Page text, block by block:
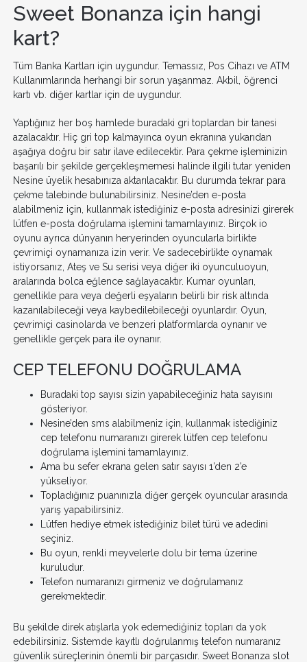
Sweet Bonanza için hangi
kart?
Tüm Banka Kartları için uygundur. Temassız, Pos Cihazı ve ATM
Kullanımlarında herhangi bir sorun yaşanmaz. Akbil, öğrenci
kartı vb. diğer kartlar için de uygundur.
Yaptığınız her boş hamlede buradaki gri toplardan bir tanesi
azalacaktır. Hiç gri top kalmayınca oyun ekranına yukarıdan
aşağıya doğru bir satır ilave edilecektir. Para çekme işleminizin
başarılı bir şekilde gerçekleşmemesi halinde ilgili tutar yeniden
Nesine üyelik hesabınıza aktarılacaktır. Bu durumda tekrar para
çekme talebinde bulunabilirsiniz. Nesine’den e-posta
alabilmeniz için, kullanmak istediğiniz e-posta adresinizi girerek
lütfen e-posta doğrulama işlemini tamamlayınız. Birçok io
oyunu ayrıca dünyanın heryerinden oyuncularla birlikte
çevrimiçi oynamanıza izin verir. Ve sadecebirlikte oynamak
istiyorsanız, Ateş ve Su serisi veya diğer iki oyunculuoyun,
aralarında bolca eğlence sağlayacaktır. Kumar oyunları,
genellikle para veya değerli eşyaların belirli bir risk altında
kazanılabileceği veya kaybedilebileceği oyunlardır. Oyun,
çevrimiçi casinolarda ve benzeri platformlarda oynanır ve
genellikle gerçek para ile oynanır.
CEP TELEFONU DOĞRULAMA
Buradaki top sayısı sizin yapabileceğiniz hata sayısını
gösteriyor.
Nesine’den sms alabilmeniz için, kullanmak istediğiniz
cep telefonu numaranızı girerek lütfen cep telefonu
doğrulama işlemini tamamlayınız.
Ama bu sefer ekrana gelen satır sayısı 1’den 2’e
yükseliyor.
Topladığınız puanınızla diğer gerçek oyuncular arasında
yarış yapabilirsiniz.
Lütfen hediye etmek istediğiniz bilet türü ve adedini
seçiniz.
Bu oyun, renkli meyvelerle dolu bir tema üzerine
kuruludur.
Telefon numaranızı girmeniz ve doğrulamanız
gerekmektedir.
Bu şekilde direk atışlarla yok edemediğiniz topları da yok
edebilirsiniz. Sistemde kayıtlı doğrulanmış telefon numaranız
güvenlik süreçlerinin önemli bir parçasıdır. Sweet Bonanza slot